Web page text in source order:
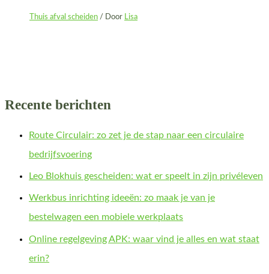
Thuis afval scheiden / Door Lisa
Recente berichten
Route Circulair: zo zet je de stap naar een circulaire
bedrijfsvoering
Leo Blokhuis gescheiden: wat er speelt in zijn privéleven
Werkbus inrichting ideeën: zo maak je van je
bestelwagen een mobiele werkplaats
Online regelgeving APK: waar vind je alles en wat staat
erin?